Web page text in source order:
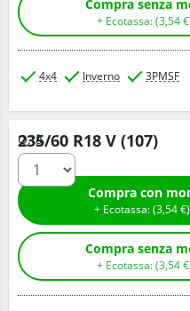
+ Ecotassa: (3,54€
4x4 Inverno 3PMSF
235/60 R18 V (107)
Q.tà
+ Ecotassa: (3,54€
+ Ecotassa: (3,54€